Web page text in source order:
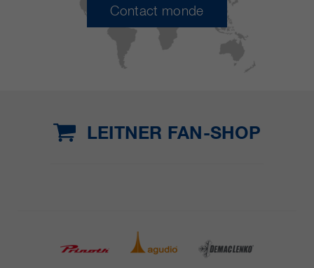
Contact monde
LEITNER FAN-SHOP